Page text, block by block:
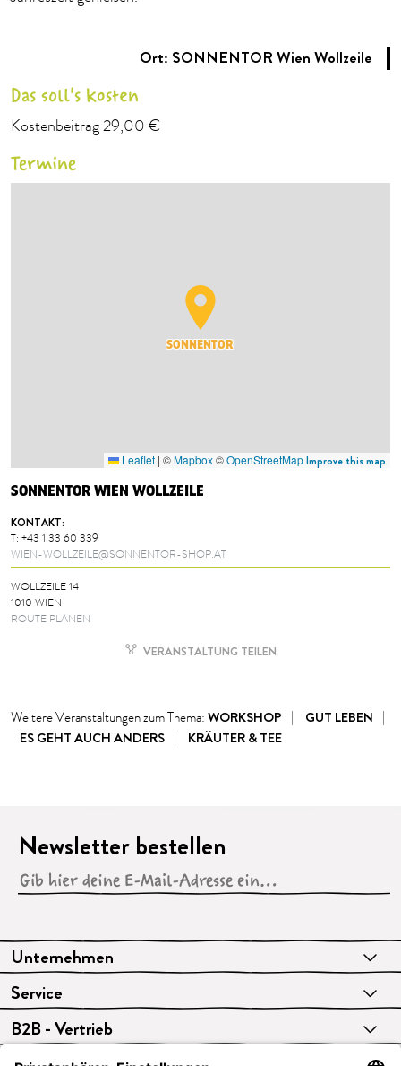
Ort: SONNENTOR Wien Wollzeile
Das soll's kosten
Kostenbeitrag 29,00 €
Termine
SONNENTOR WIEN WOLLZEILE
KONTAKT:
T: +43 1 33 60 339
WIEN-WOLLZEILE@SONNENTOR-SHOP.AT
WOLLZEILE 14
1010 WIEN
ROUTE PLANEN
VERANSTALTUNG TEILEN
SONNENTOR
Leaflet | ©Mapbox©OpenStreetMapImprove this map
Weitere Veranstaltungen zum Thema:WORKSHOP
GUT LEBEN
ES GEHT AUCH ANDERS
KRÄUTER & TEE
Unternehmen
Service
B2B - Vertrieb
Newsletter bestellen